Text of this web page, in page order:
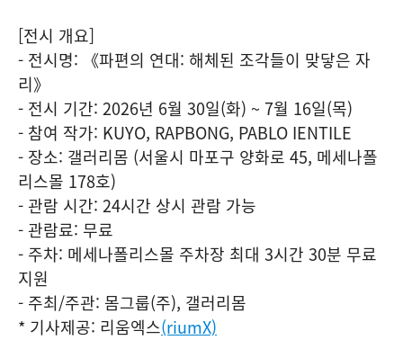
[전시 개요]
- 전시명: 《파편의 연대: 해체된 조각들이 맞닿은 자
리》
- 전시 기간: 2026년 6월 30일(화) ~ 7월 16일(목)
- 참여 작가: KUYO, RAPBONG, PABLO IENTILE
- 장소: 갤러리몸 (서울시 마포구 양화로 45, 메세나폴
리스몰 178호)
- 관람 시간: 24시간 상시 관람 가능
- 관람료: 무료
- 주차: 메세나폴리스몰 주차장 최대 3시간 30분 무료
지원
- 주최/주관: 몸그룹(주), 갤러리몸
* 기사제공: 리움엑스(riumX)